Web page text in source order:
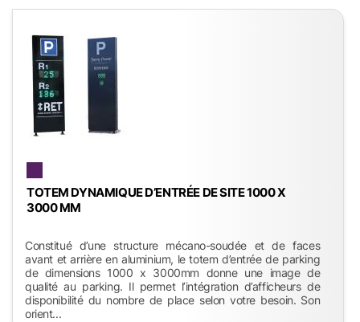
TOTEM DYNAMIQUE D’ENTRÉE DE SITE 1000 X
3000 MM
Constitué d’une structure mécano-soudée et de faces
avant et arrière en aluminium, le totem d’entrée de parking
de dimensions 1000 x 3000mm donne une image de
qualité au parking. Il permet l’intégration d’afficheurs de
disponibilité du nombre de place selon votre besoin. Son
orient...